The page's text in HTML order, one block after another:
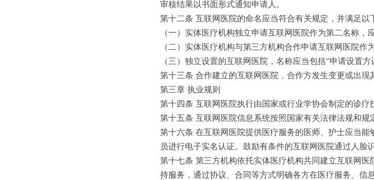
审核结果以书面形式通知申请人。
第十二条 互联网医院的命名应当符合有关规定，并满足以
（一）实体医疗机构独立申请互联网医院作为第二名称，
（二）实体医疗机构与第三方机构合作申请互联网医院作
（三）独立设置的互联网医院，名称应当包括“申请设置方
第十三条 合作建立的互联网医院，合作方发生变更或出
第三章 执业规则
第十四条 互联网医院执行由国家或行业学协会制定的诊疗
第十五条 互联网医院信息系统按照国家有关法律法规和规
第十六条 在互联网医院提供医疗服务的医师、护士应当
员进行电子实名认证。鼓励有条件的互联网医院通过人脸
第十七条 第三方机构依托实体医疗机构共同建立互联网
持服务，通过协议、合同等方式明确各方在医疗服务、信